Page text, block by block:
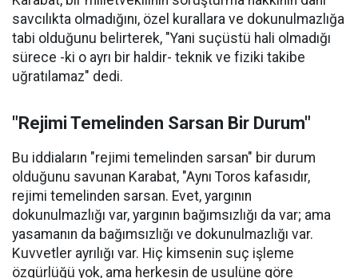
savcılıkta olmadığını, özel kurallara ve dokunulmazlığa
tabi olduğunu belirterek, "Yani suçüstü hali olmadığı
sürece -ki o ayrı bir haldir- teknik ve fiziki takibe
uğratılamaz" dedi.
"Rejimi Temelinden Sarsan Bir Durum"
Bu iddiaların "rejimi temelinden sarsan" bir durum
olduğunu savunan Karabat, "Aynı Toros kafasıdır,
rejimi temelinden sarsan. Evet, yargının
dokunulmazlığı var, yargının bağımsızlığı da var; ama
yasamanın da bağımsızlığı ve dokunulmazlığı var.
Kuvvetler ayrılığı var. Hiç kimsenin suç işleme
özgürlüğü yok, ama herkesin de usulüne göre